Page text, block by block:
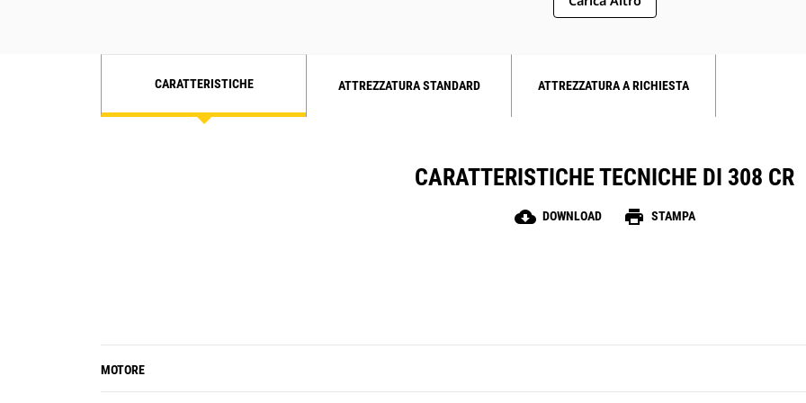
CARATTERISTICHE ATTREZZATURA STANDARD ATTREZZATURA A RICHIESTA
CARATTERISTICHE TECNICHE DI 308 CR
cloud_download DOWNLOAD print STAMPA
MOTORE